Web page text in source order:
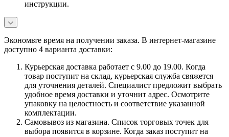
инструкции.
Экономьте время на получении заказа. В интернет-магазине
доступно 4 варианта доставки:
Курьерская доставка работает с 9.00 до 19.00. Когда
товар поступит на склад, курьерская служба свяжется
для уточнения деталей. Специалист предложит выбрать
удобное время доставки и уточнит адрес. Осмотрите
упаковку на целостность и соответствие указанной
комплектации.
Самовывоз из магазина. Список торговых точек для
выбора появится в корзине. Когда заказ поступит на